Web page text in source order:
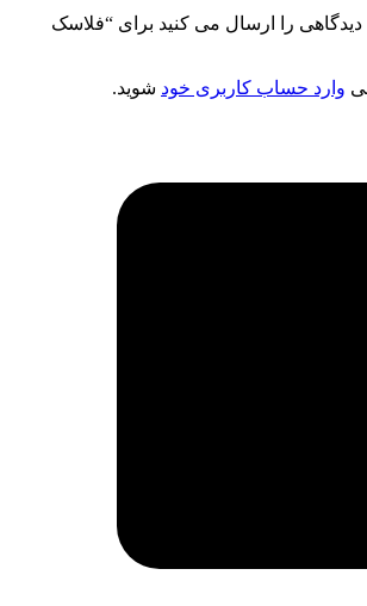
دیدگاهی را ارسال می کنید برای “فلاسک
وارد حساب کاربری خود شوید.